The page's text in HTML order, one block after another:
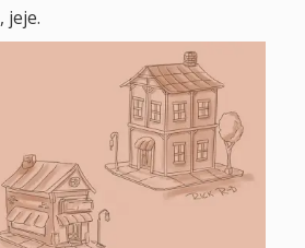
, jeje.